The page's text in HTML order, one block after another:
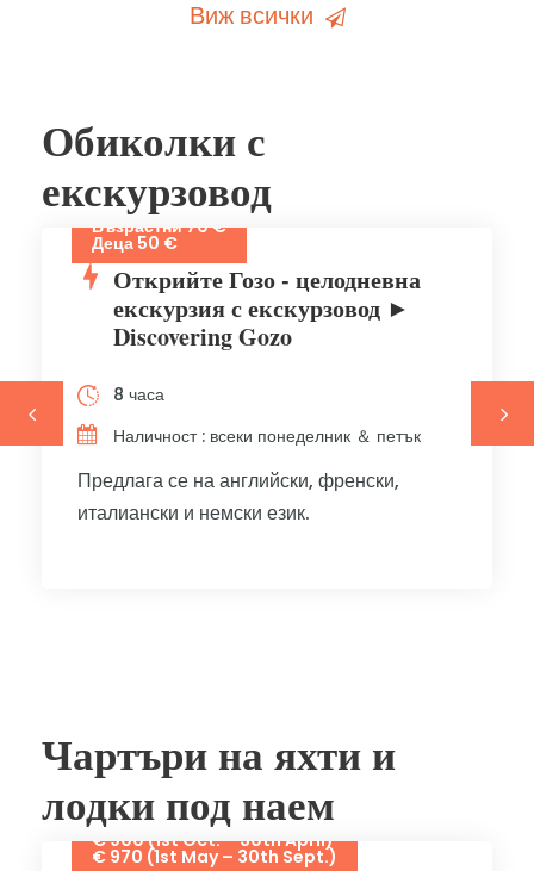
Виж всички
Обиколки с
екскурзовод
Възрастни 70 €
Деца 50 €
Открийте Гозо - целодневна
екскурзия с екскурзовод ►
Discovering Gozo
8 часа
Наличност : всеки понеделник ＆ петък
Предлага се на английски, френски,
италиански и немски език.
Чартъри на яхти и
лодки под наем
€ 900 (1st Oct. – 30th April)
€ 970 (1st May – 30th Sept.)